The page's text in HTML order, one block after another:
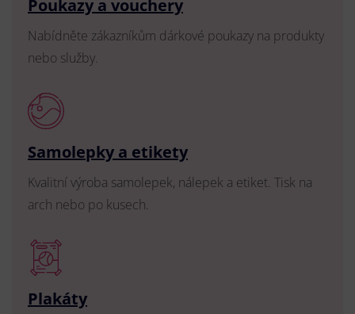
Poukazy a vouchery
Nabídněte zákazníkům dárkové poukazy na produkty
nebo služby.
Samolepky a etikety
Kvalitní výroba samolepek, nálepek a etiket. Tisk na
arch nebo po kusech.
Plakáty